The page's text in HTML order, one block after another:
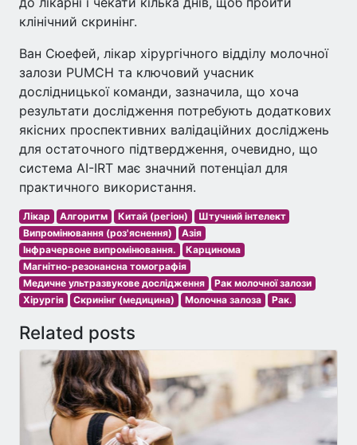
клінічний скринінг.
Ван Сюефей, лікар хірургічного відділу молочної
залози PUMCH та ключовий учасник
дослідницької команди, зазначила, що хоча
результати дослідження потребують додаткових
якісних проспективних валідаційних досліджень
для остаточного підтвердження, очевидно, що
система AI-IRT має значний потенціал для
практичного використання.
Лікар Алгоритм Китай (регіон)
Штучний інтелект
Випромінювання (роз'яснення)
Азія
Інфрачервоне випромінювання.
Карцинома
Магнітно-резонансна томографія
Медичне ультразвукове дослідження
Рак молочної залози
Хірургія
Скринінг (медицина) Молочна залоза Рак.
Related posts